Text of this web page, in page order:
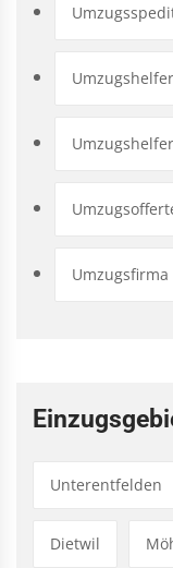
Unterentfelden
Dietwil